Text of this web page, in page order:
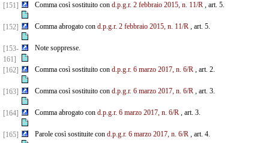
[151] Comma così sostituito con d.p.g.r. 2 febbraio 2015, n. 11/R, art. 5.
[152] Comma abrogato con d.p.g.r. 2 febbraio 2015, n. 11/R, art. 5.
[153-
161]
Note soppresse.
[162] Comma così sostituito con d.p.g.r. 6 marzo 2017, n. 6/R, art. 2.
[163] Comma così sostituito con d.p.g.r. 6 marzo 2017, n. 6/R, art. 3.
[164] Comma abrogato con d.p.g.r. 6 marzo 2017, n. 6/R, art. 3.
[165] Parole così sostituite con d.p.g.r. 6 marzo 2017, n. 6/R, art. 4.